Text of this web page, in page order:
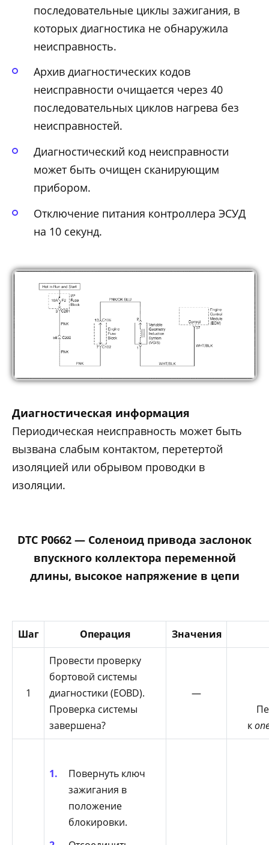
последовательные циклы зажигания, в
которых диагностика не обнаружила
неисправность.
Архив диагностических кодов
неисправности очищается через 40
последовательных циклов нагрева без
неисправностей.
Диагностический код неисправности
может быть очищен сканирующим
прибором.
Отключение питания контроллера ЭСУД
на 10 секунд.
Диагностическая информация
Периодическая неисправность может быть
вызвана слабым контактом, перетертой
изоляцией или обрывом проводки в
изоляции.
DTC P0662 — Соленоид привода заслонок
впускного коллектора переменной
длины, высокое напряжение в цепи
Шаг Операция Значения
1
Провести проверку
бортовой системы
диагностики (EOBD).
Проверка системы
завершена?
—
к
Повернуть ключ
зажигания в
положение
блокировки.